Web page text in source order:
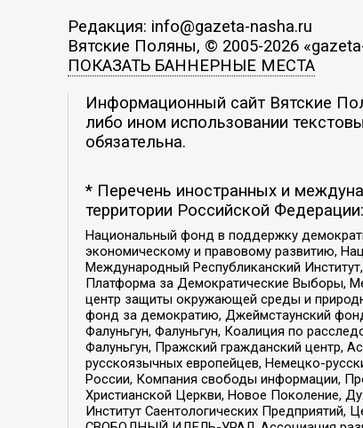
Редакция: info@gazeta-nasha.ru
Вятские Поляны, © 2005-2026
ПОКАЗАТЬ БАННЕРНЫЕ МЕСТА
Информационный сайт Вятские
либо ином использовании
обязательна.
* Перечень иностранных и
территории Российской Федерации:
Национальный фонд в поддержку
экономическому и правовому развитию,
Международный Республиканский
Платформа за Демократические Выборы,
центр защиты окружающей среды и
фонд за демократию, Джеймстаунский
Фалуньгун, Фалуньгун, Коалиция по
Фалуньгун, Пражский гражданский центр,
русскоязычных европейцев, Немецко-
России, Компания свободы информации,
Христианской Церкви, Новое Поколение,
Институт Саентологических Предприятий,